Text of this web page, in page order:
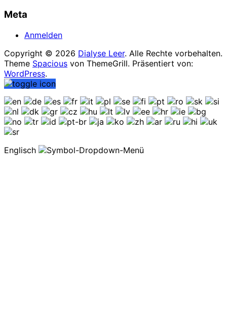
Meta
Anmelden
Copyright © 2026 Dialyse Leer. Alle Rechte vorbehalten.
Theme Spacious von ThemeGrill. Präsentiert von:
WordPress.
Englisch